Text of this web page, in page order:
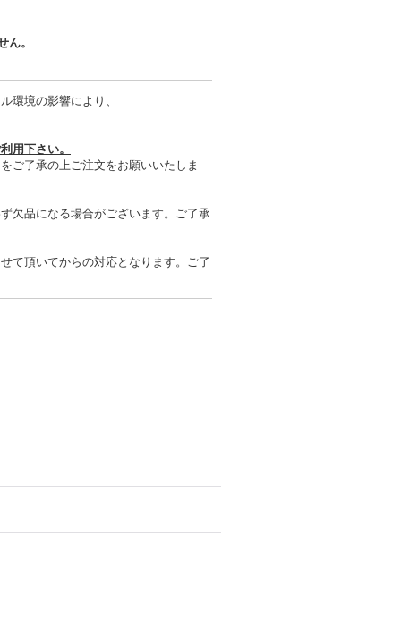
。
環境の影響により、
用下さい。
ご了承の上ご注文をお願いいたしま
欠品になる場合がございます。ご了承
て頂いてからの対応となります。ご了